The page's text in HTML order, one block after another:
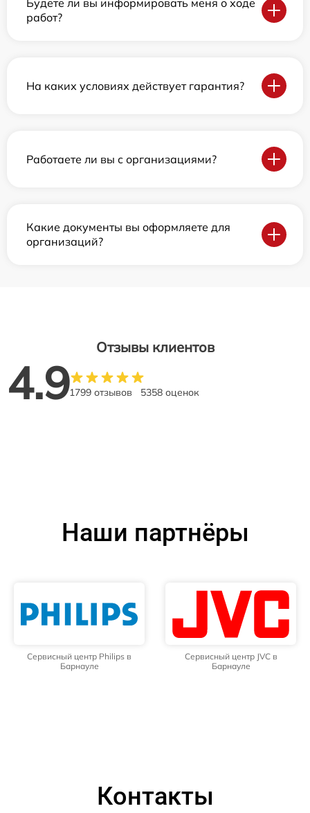
Будете ли вы информировать меня о ходе
работ?
На каких условиях действует гарантия?
Работаете ли вы с организациями?
Какие документы вы оформляете для
организаций?
Отзывы клиентов
4.91799 отзывов 5358 оценок
Наши партнёры
Сервисный центр Philips в
Барнауле
Сервисный центр JVC в
Барнауле
Контакты